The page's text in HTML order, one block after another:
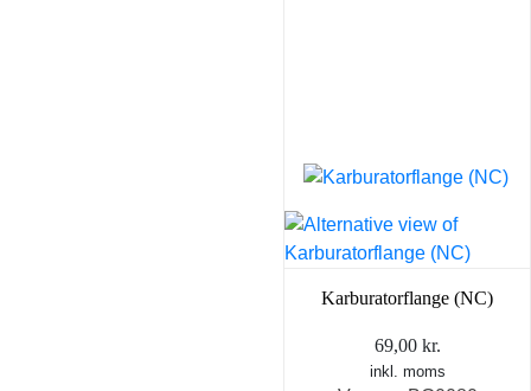
Karburatorflange (NC)
69,00 kr.
inkl. moms